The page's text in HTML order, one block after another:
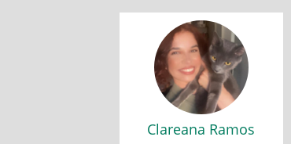
Clareana Ramos
Clareana Ramos
Mesa Redonda : Práticas
Contemporâneas e
Perspectivas Futuras da
Engenharia